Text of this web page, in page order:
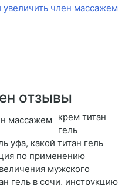
член массажем
отзывы
крем титан
гель
уфа, какой титан гель
по применению
мужского
гель в сочи, инструкцию